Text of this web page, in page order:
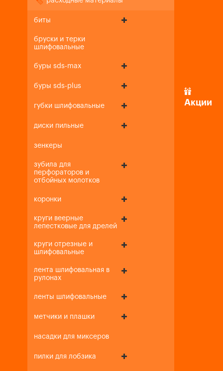
биты
бруски и терки
шлифовальные
буры sds-max
буры sds-plus
губки шлифовальные
диски пильные
зенкеры
зубила для
перфораторов и
отбойных молотков
коронки
круги веерные
лепестковые для дрелей
круги отрезные и
шлифовальные
лента шлифовальная в
рулонах
ленты шлифовальные
метчики и плашки
насадки для миксеров
пилки для лобзика
Акции